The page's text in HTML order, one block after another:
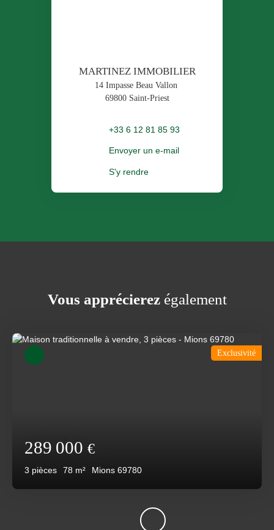
MARTINEZ IMMOBILIER
14 Impasse Beau Vallon
69800 Saint-Priest
+33 6 12 81 85 93
Envoyer un e-mail
S'y rendre
Vous apprécierezégalement
289 000 €
3 pièces 78 m² Mions 69780
Exclusivité